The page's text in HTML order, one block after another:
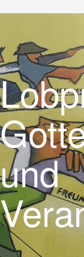
und